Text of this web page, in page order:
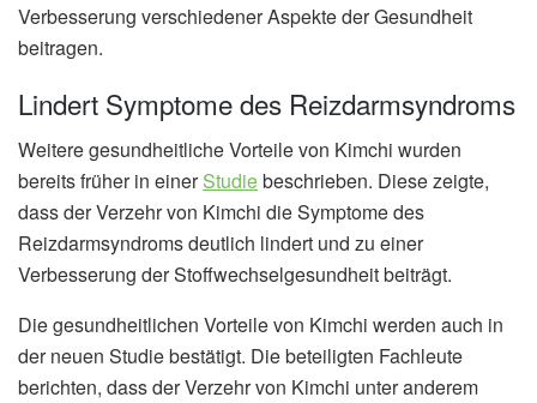
Verbesserung verschiedener Aspekte der Gesundheit
beitragen.
Lindert Symptome des Reizdarmsyndroms
Weitere gesundheitliche Vorteile von Kimchi wurden
bereits früher in einerStudiebeschrieben. Diese zeigte,
dass der Verzehr von Kimchi die Symptome des
Reizdarmsyndroms deutlich lindert und zu einer
Verbesserung der Stoffwechselgesundheit beiträgt.
Die gesundheitlichen Vorteile von Kimchi werden auch in
der neuen Studie bestätigt. Die beteiligten Fachleute
berichten, dass der Verzehr von Kimchi unter anderem